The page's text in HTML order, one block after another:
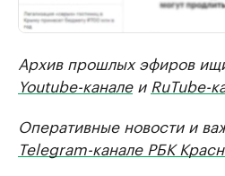
Архив прошлых эфиров
Youtube-каналеи RuTube-
Оперативные новости и
Telegram-канале РБК